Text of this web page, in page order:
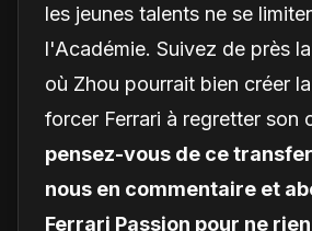
les jeunes talents ne se
l'Académie. Suivez de près
où Zhou pourrait bien créer
forcer Ferrari à regretter son
pensez-vous de ce
nous en commentaire et
Ferrari Passion pour ne